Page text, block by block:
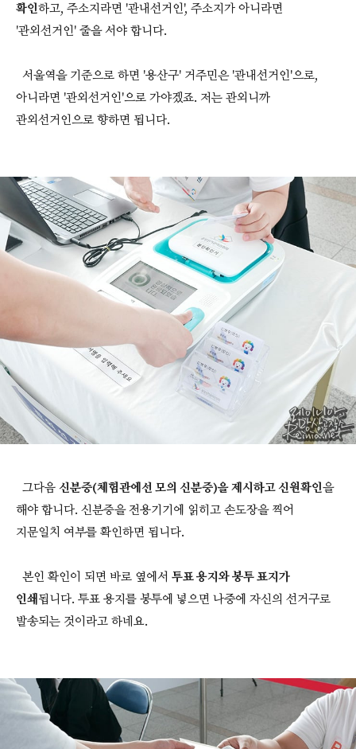
확인하고, 주소지라면 '관내선거인', 주소지가 아니라면
'관외선거인' 줄을 서야 합니다.
서울역을 기준으로 하면 '용산구' 거주민은 '관내선거인'으로,
아니라면 '관외선거인'으로 가야겠죠. 저는 관외니까
관외선거인으로 향하면 됩니다.
그다음 신분증(체험관에선 모의 신분증)을 제시하고 신원확인을
해야 합니다. 신분증을 전용기기에 읽히고 손도장을 찍어
지문일치 여부를 확인하면 됩니다.
본인 확인이 되면 바로 옆에서 투표 용지와 봉투 표지가
인쇄됩니다. 투표 용지를 봉투에 넣으면 나중에 자신의 선거구로
발송되는 것이라고 하네요.